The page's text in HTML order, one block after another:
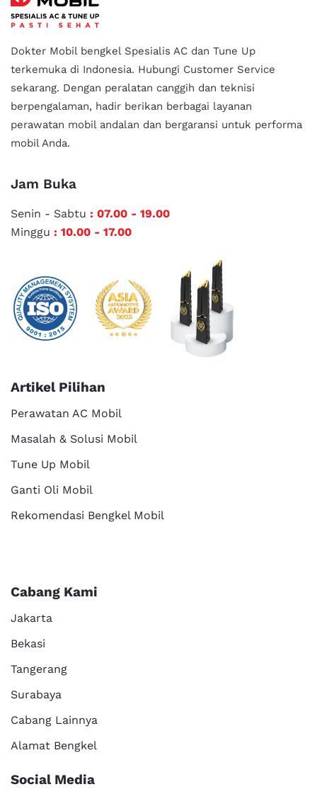
Dokter Mobil bengkel Spesialis AC dan Tune Up
terkemuka di Indonesia. Hubungi Customer Service
sekarang. Dengan peralatan canggih dan teknisi
berpengalaman, hadir berikan berbagai layanan
perawatan mobil andalan dan bergaransi untuk performa
mobil Anda.
Jam Buka
Senin - Sabtu : 07.00 - 19.00
Minggu : 10.00 - 17.00
Artikel Pilihan
Perawatan AC Mobil
Masalah & Solusi Mobil
Tune Up Mobil
Ganti Oli Mobil
Rekomendasi Bengkel Mobil
Cabang Kami
Jakarta
Bekasi
Tangerang
Surabaya
Cabang Lainnya
Alamat Bengkel
Social Media